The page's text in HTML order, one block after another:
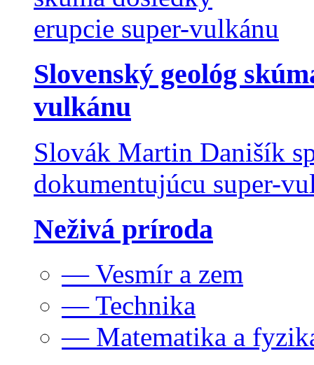
Slovenský geológ
vulkánu
Slovák Martin Danišík
dokumentujúcu super-
Neživá príroda
— Vesmír a zem
— Technika
— Matematika a